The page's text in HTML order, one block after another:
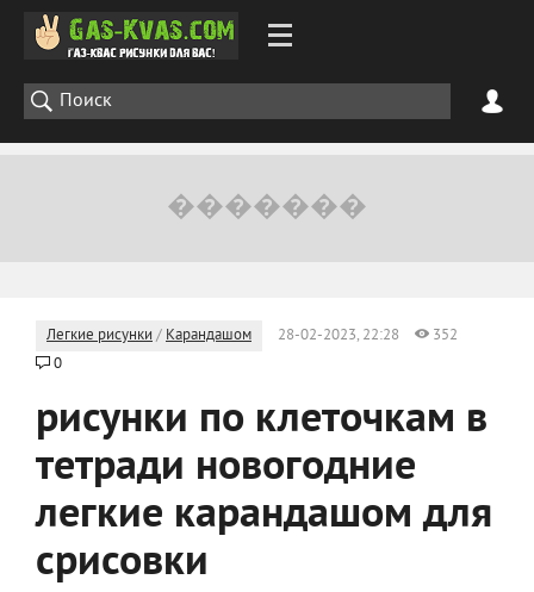
Легкие рисунки / Карандашом 28-02-2023, 22:28
352
0
рисунки по клеточкам в
тетради новогодние
легкие карандашом для
срисовки